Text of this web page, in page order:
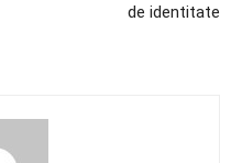
de identitate